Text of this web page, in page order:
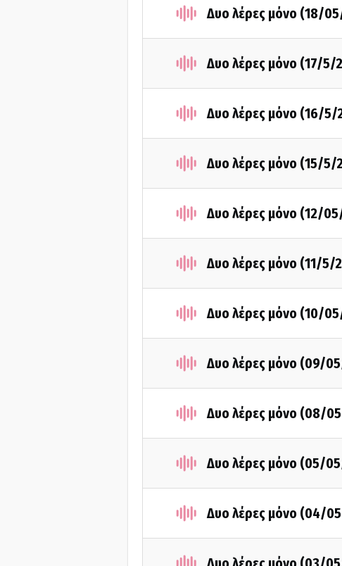
Δυο λέρες μόνο (18/
Δυο λέρες μόνο (17/5/
Δυο λέρες μόνο (16/5/
Δυο λέρες μόνο (15/5/
Δυο λέρες μόνο (12/
Δυο λέρες μόνο (11/5/
Δυο λέρες μόνο (10/
Δυο λέρες μόνο (09/
Δυο λέρες μόνο (08/
Δυο λέρες μόνο (05/
Δυο λέρες μόνο (04/